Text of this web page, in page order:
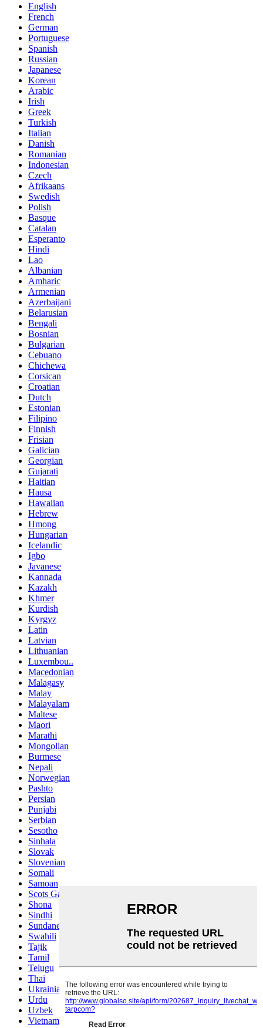
English
French
German
Portuguese
Spanish
Russian
Japanese
Korean
Arabic
Irish
Greek
Turkish
Italian
Danish
Romanian
Indonesian
Czech
Afrikaans
Swedish
Polish
Basque
Catalan
Esperanto
Hindi
Lao
Albanian
Amharic
Armenian
Azerbaijani
Belarusian
Bengali
Bosnian
Bulgarian
Cebuano
Chichewa
Corsican
Croatian
Dutch
Estonian
Filipino
Finnish
Frisian
Galician
Georgian
Gujarati
Haitian
Hausa
Hawaiian
Hebrew
Hmong
Hungarian
Icelandic
Igbo
Javanese
Kannada
Kazakh
Khmer
Kurdish
Kyrgyz
Latin
Latvian
Lithuanian
Luxembou..
Macedonian
Malagasy
Malay
Malayalam
Maltese
Maori
Marathi
Mongolian
Burmese
Nepali
Norwegian
Pashto
Persian
Punjabi
Serbian
Sesotho
Sinhala
Slovak
Slovenian
Somali
Samoan
Scots Gaelic
Shona
Sindhi
Sundanese
Swahili
Tajik
Tamil
Telugu
Thai
Ukrainian
Urdu
Uzbek
Vietnamese